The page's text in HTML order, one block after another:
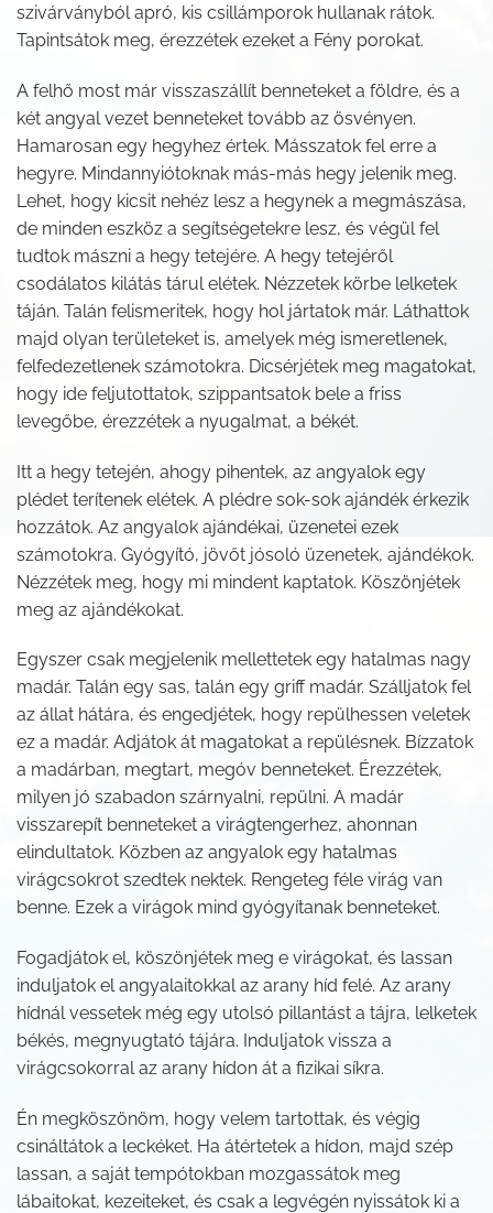
szivárványból apró, kis csillámporok hullanak rátok.
Tapintsátok meg, érezzétek ezeket a Fény porokat.
A felhő most már visszaszállít benneteket a földre, és a
két angyal vezet benneteket tovább az ösvényen.
Hamarosan egy hegyhez értek. Másszatok fel erre a
hegyre. Mindannyiótoknak más-más hegy jelenik meg.
Lehet, hogy kicsit nehéz lesz a hegynek a megmászása,
de minden eszköz a segítségetekre lesz, és végül fel
tudtok mászni a hegy tetejére. A hegy tetejéről
csodálatos kilátás tárul elétek. Nézzetek körbe lelketek
táján. Talán felismeritek, hogy hol jártatok már. Láthattok
majd olyan területeket is, amelyek még ismeretlenek,
felfedezetlenek számotokra. Dicsérjétek meg magatokat,
hogy ide feljutottatok, szippantsatok bele a friss
levegőbe, érezzétek a nyugalmat, a békét.
Itt a hegy tetején, ahogy pihentek, az angyalok egy
plédet terítenek elétek. A plédre sok-sok ajándék érkezik
hozzátok. Az angyalok ajándékai, üzenetei ezek
számotokra. Gyógyító, jövőt jósoló üzenetek, ajándékok.
Nézzétek meg, hogy mi mindent kaptatok. Köszönjétek
meg az ajándékokat.
Egyszer csak megjelenik mellettetek egy hatalmas nagy
madár. Talán egy sas, talán egy griff madár. Szálljatok fel
az állat hátára, és engedjétek, hogy repülhessen veletek
ez a madár. Adjátok át magatokat a repülésnek. Bízzatok
a madárban, megtart, megóv benneteket. Érezzétek,
milyen jó szabadon szárnyalni, repülni. A madár
visszarepít benneteket a virágtengerhez, ahonnan
elindultatok. Közben az angyalok egy hatalmas
virágcsokrot szedtek nektek. Rengeteg féle virág van
benne. Ezek a virágok mind gyógyítanak benneteket.
Fogadjátok el, köszönjétek meg e virágokat, és lassan
induljatok el angyalaitokkal az arany híd felé. Az arany
hídnál vessetek még egy utolsó pillantást a tájra, lelketek
békés, megnyugtató tájára. Induljatok vissza a
virágcsokorral az arany hídon át a fizikai síkra.
Én megköszönöm, hogy velem tartottak, és végig
csináltátok a leckéket. Ha átértetek a hídon, majd szép
lassan, a saját tempótokban mozgassátok meg
lábaitokat, kezeiteket, és csak a legvégén nyissátok ki a